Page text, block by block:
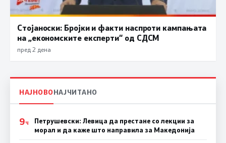
Стојаноски: Бројки и факти наспроти кампањата
на „економските експерти“ од СДСM
пред 2 дена
НАЈНОВОНАЈЧИТАНО
9Ч
Петрушевски: Левица да престане со лекции за
морал и да каже што направила за Македонија